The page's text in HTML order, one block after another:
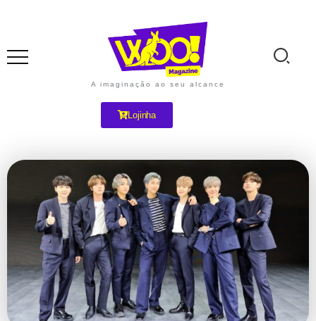
A imaginação ao seu alcance
Lojinha